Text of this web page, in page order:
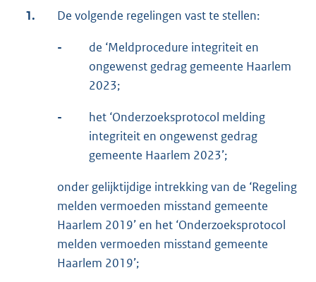
1. De volgende regelingen vast te stellen:
-
de ‘Meldprocedure integriteit en
ongewenst gedrag gemeente Haarlem
2023;
-
het ‘Onderzoeksprotocol melding
integriteit en ongewenst gedrag
gemeente Haarlem 2023’;
onder gelijktijdige intrekking van de ‘Regeling
melden vermoeden misstand gemeente
Haarlem 2019’ en het ‘Onderzoeksprotocol
melden vermoeden misstand gemeente
Haarlem 2019’;